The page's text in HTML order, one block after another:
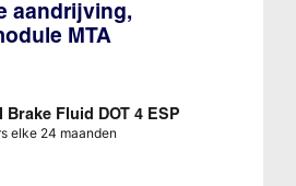
aandrijving,
MTA
Brake Fluid DOT 4 ESP
elke 24 maanden